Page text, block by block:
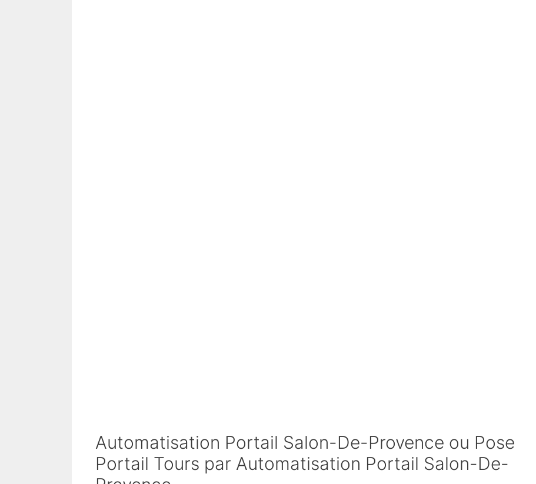
Automatisation Portail Salon-De-Provence ou Pose
Portail Tours par Automatisation Portail Salon-De-